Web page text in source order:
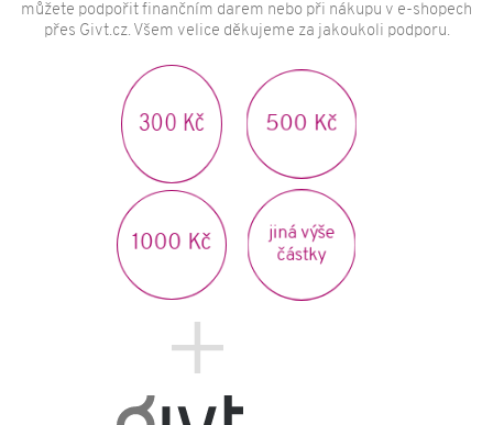
Příčiny a vznik HCH
Příznaky HCH
Možnosti léčby HCH
Genetické testování HCH
Rekondičně-edukační víkendové pobyty
Terapeutický pobyt pro pacienty s HCH
Domácí cvičení nejen pro pacienty s HCH
Půjčovna zdravotních pomůcek
můžete podpořit finančním darem nebo při nákupu v e-shopech
přes Givt.cz. Všem velice děkujeme za jakoukoli podporu.
300 Kč 500 Kč
1000 Kč
jiná výše
částky